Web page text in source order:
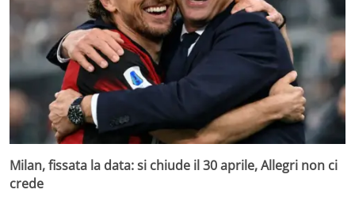
Milan, fissata la data: si chiude il 30 aprile, Allegri non ci
crede